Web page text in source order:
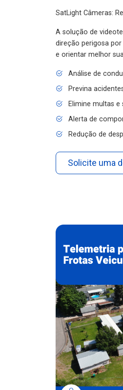
SatLight Câmeras:
A solução de
direção perigosa
e orientar melhor sua
Análise de
Previna acidentes
Elimine multas e
Alerta de
Redução de
Solicite uma